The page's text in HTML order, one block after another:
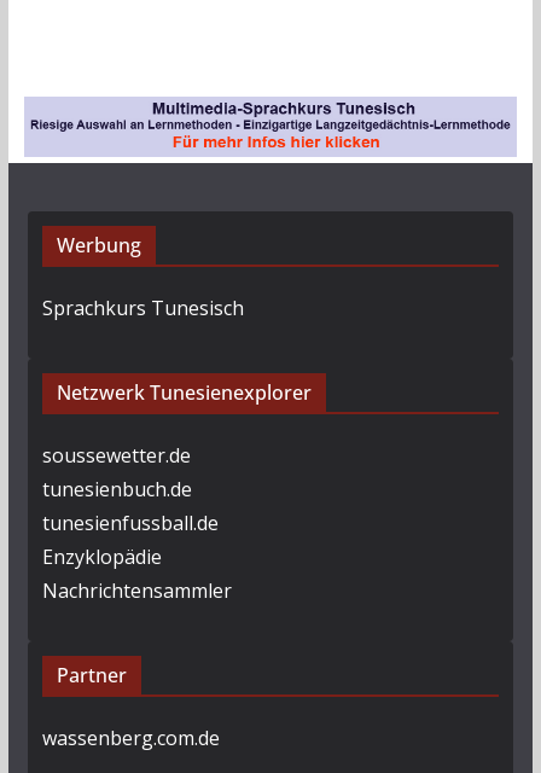
Werbung
Sprachkurs Tunesisch
Netzwerk Tunesienexplorer
soussewetter.de
tunesienbuch.de
tunesienfussball.de
Enzyklopädie
Nachrichtensammler
Partner
wassenberg.com.de